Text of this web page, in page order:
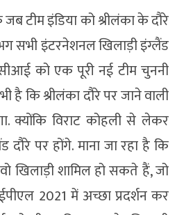
टीम इंडिया को श्रीलंका के दौरे
सभी इंटरनेशनल खिलाड़ी इंग्लैंड
को एक पूरी नई टीम चुननी
है कि श्रीलंका दौरे पर जाने वाली
क्योंकि विराट कोहली से लेकर
दौरे पर होंगे. माना जा रहा है कि
खिलाड़ी शामिल हो सकते हैं, जो
2021 में अच्छा प्रदर्शन कर